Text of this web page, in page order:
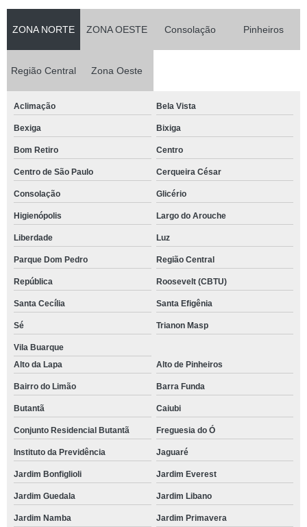
ZONA NORTE ZONA OESTE Consolação Pinheiros
Região Central Zona Oeste
Aclimação Bela Vista
Bexiga Bixiga
Bom Retiro Centro
Centro de São Paulo Cerqueira César
Consolação Glicério
Higienópolis Largo do Arouche
Liberdade Luz
Parque Dom Pedro Região Central
República Roosevelt (CBTU)
Santa Cecília Santa Efigênia
Sé Trianon Masp
Vila Buarque
Alto da Lapa
Alto de Pinheiros
Bairro do Limão Barra Funda
Butantã Caiubi
Conjunto Residencial Butantã Freguesia do Ó
Instituto da Previdência Jaguaré
Jardim Bonfiglioli Jardim Everest
Jardim Guedala Jardim Libano
Jardim Namba Jardim Primavera